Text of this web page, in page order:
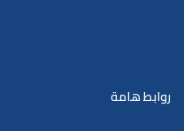
روابط هامة